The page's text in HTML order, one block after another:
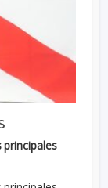
principales